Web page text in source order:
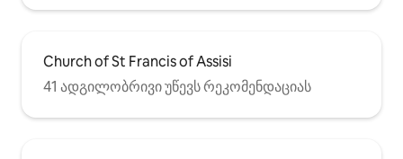
Church of St Francis of Assisi
41 ადგილობრივი უწევს რეკომენდაციას